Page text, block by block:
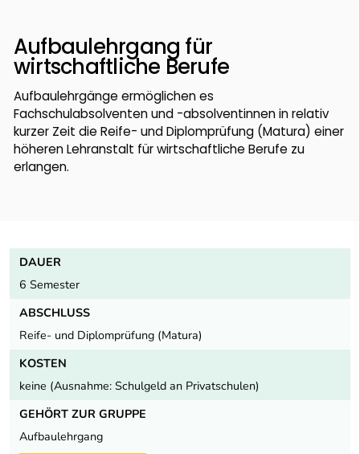
Aufbaulehrgang für
wirtschaftliche Berufe
Aufbaulehrgänge ermöglichen es
Fachschulabsolventen und -absolventinnen in relativ
kurzer Zeit die Reife- und Diplomprüfung (Matura) einer
höheren Lehranstalt für wirtschaftliche Berufe zu
erlangen.
DAUER
6 Semester
ABSCHLUSS
Reife- und Diplomprüfung (Matura)
KOSTEN
keine (Ausnahme: Schulgeld an Privatschulen)
GEHÖRT ZUR GRUPPE
Aufbaulehrgang